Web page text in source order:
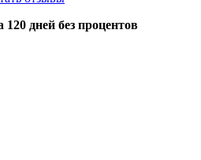
дней без процентов